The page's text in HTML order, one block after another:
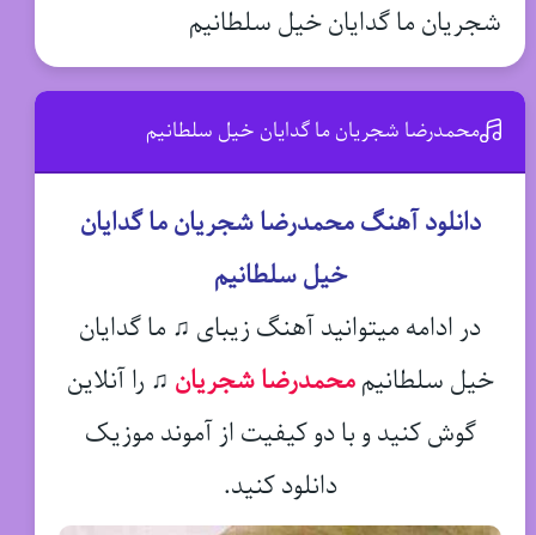
شجریان ما گدایان خیل سلطانیم
محمدرضا شجریان ما گدایان خیل سلطانیم
دانلود آهنگ محمدرضا شجریان ما گدایان
خیل سلطانیم
در ادامه میتوانید آهنگ زیبای ♫ ما گدایان
خیل سلطانیممحمدرضا شجریان ♫ را آنلاین
گوش کنید و با دو کیفیت از آموند موزیک
دانلود کنید.